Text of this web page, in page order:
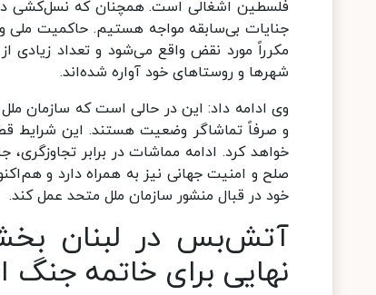
فلسطین اشغالی است. همچنان که نسل‌کشی در
جنایات بی‌سابقه مواجه هستیم. حاکمیت
مکرراً مورد نقض واقع می‌شود و تعداد زیادی
شهرها و روستاهای خود آواره شده‌اند.
وی ادامه داد: این در حالی است که سازمان
و صرفاً تماشاگر وضعیت هستند. این شرایط
خواهد کرد. ادامه مماشات در برابر
صلح و امنیت جهانی نیز به همراه دارد و
خود در قبال منشور سازمان ملل متحد عمل کند.
آتش‌بس در لبنان
نهایی برای خاتمه